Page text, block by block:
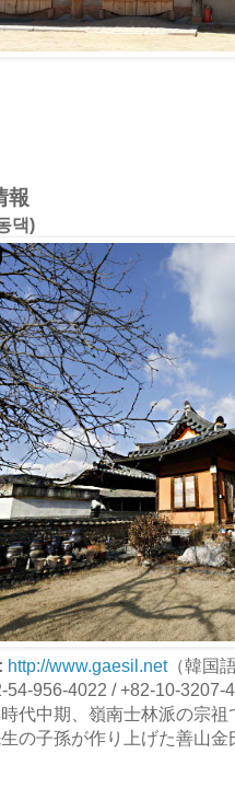
報
댁)
http://www.gaesil.net（韓国
54-956-4022 / +82-10-3207-
代中期、嶺南士林派の宗
の子孫が作り上げた善山